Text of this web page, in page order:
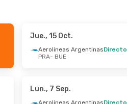
Directo
Jue., 15 Oct.
Aerolineas ArgentinasDirecto
PRA- BUE
Lun., 7 Sep.
Aerolineas ArgentinasDirecto